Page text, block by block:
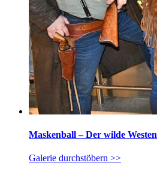
Maskenball – Der wilde Westen
Galerie durchstöbern >>